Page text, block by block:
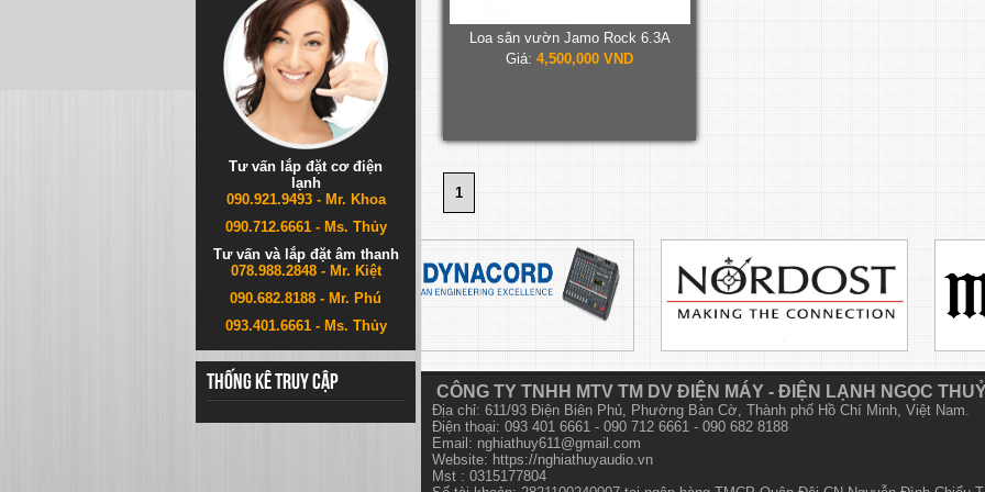
Tư vấn lắp đặt cơ điện
lạnh
090.921.9493 - Mr. Khoa
090.712.6661 - Ms. Thủy
Tư vấn và lắp đặt âm thanh
078.988.2848 - Mr. Kiệt
090.682.8188 - Mr. Phú
093.401.6661 - Ms. Thủy
Thống kê truy cập
Loa sân vườn Jamo Rock 6.3A
Giá: 4,500,000 VND
1
CÔNG TY TNHH MTV TM DV ĐIỆN MÁY - ĐIỆN LẠNH NGỌC
Địa chỉ: 611/93 Điện Biên Phủ, Phường Bàn Cờ, Thành phố Hồ Chí Minh, Việt Nam.
Điện thoại: 093 401 6661 - 090 712 6661 - 090 682 8188
Email: nghiathuy611@gmail.com
Website: https://nghiathuyaudio.vn
Mst : 0315177804